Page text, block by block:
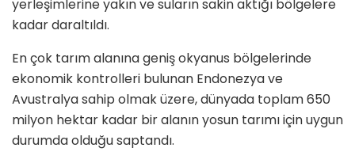
yerleşimlerine yakın ve suların sakin aktığı bölgelere
kadar daraltıldı.
En çok tarım alanına geniş okyanus bölgelerinde
ekonomik kontrolleri bulunan Endonezya ve
Avustralya sahip olmak üzere, dünyada toplam 650
milyon hektar kadar bir alanın yosun tarımı için uygun
durumda olduğu saptandı.